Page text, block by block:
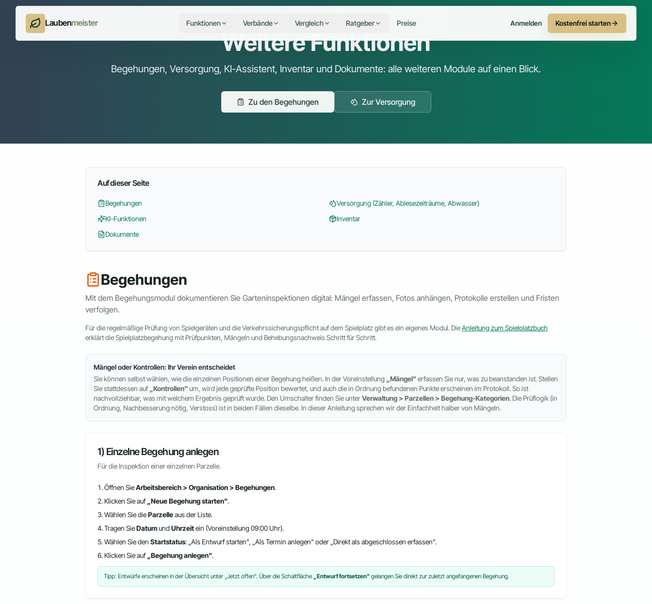
Laubenmeister Funktionen Verbände Vergleich Ratgeber Preise Anmelden Kostenfrei starten
Weitere Funktionen
Begehungen, Versorgung, KI-Assistent, Inventar und Dokumente: alle weiteren Module auf einen Blick.
Zu den Begehungen Zur Versorgung
Auf dieser Seite
Begehungen
Versorgung (Zähler, Ablesezeiträume, Abwasser)
KI-Funktionen
Inventar
Dokumente
Begehungen
Mit dem Begehungsmodul dokumentieren Sie Garteninspektionen digital: Mängel erfassen, Fotos anhängen, Protokolle erstellen und Fristen
verfolgen.
Für die regelmäßige Prüfung von Spielgeräten und die Verkehrssicherungspflicht auf dem Spielplatz gibt es ein eigenes Modul. DieAnleitung zum Spielplatzbuch
erklärt die Spielplatzbegehung mit Prüfpunkten, Mängeln und Behebungsnachweis Schritt für Schritt.
Mängel oder Kontrollen: Ihr Verein entscheidet
Sie können selbst wählen, wie die einzelnen Positionen einer Begehung heißen. In der Voreinstellung „Mängel"erfassen Sie nur, was zu beanstanden ist. Stellen
Sie stattdessen auf „Kontrollen"um, wird jede geprüfte Position bewertet, und auch die in Ordnung befundenen Punkte erscheinen im Protokoll. So ist
nachvollziehbar, was mit welchem Ergebnis geprüft wurde. Den Umschalter finden Sie unterVerwaltung > Parzellen > Begehung-Kategorien. Die Prüflogik (in
Ordnung, Nachbesserung nötig, Verstoss) ist in beiden Fällen dieselbe. In dieser Anleitung sprechen wir der Einfachheit halber von Mängeln.
1) Einzelne Begehung anlegen
Für die Inspektion einer einzelnen Parzelle.
Öffnen SieArbeitsbereich > Organisation > Begehungen.
Klicken Sie auf „Neue Begehung starten".
Wählen Sie dieParzelleaus der Liste.
Tragen SieDatumundUhrzeitein (Voreinstellung 09:00 Uhr).
Wählen Sie den Startstatus: „Als Entwurf starten", „Als Termin anlegen" oder „Direkt als abgeschlossen erfassen".
Klicken Sie auf „Begehung anlegen".
Tipp: Entwürfe erscheinen in der Übersicht unter „Jetzt offen". Über die Schaltfläche „Entwurf fortsetzen" gelangen Sie direkt zur zuletzt angefangenen Begehung.